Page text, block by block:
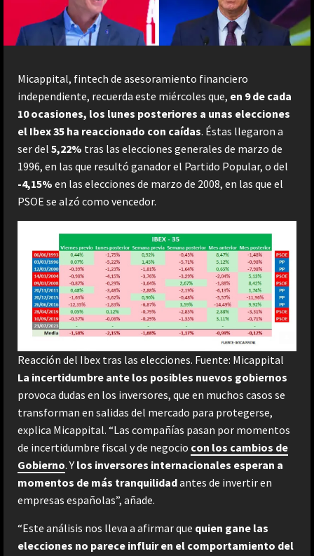
Micappital, fintech de asesoramiento financiero
independiente, recuerda este miércoles que, en 9 de cada
10 ocasiones, los lunes posteriores a unas elecciones
el Ibex 35 ha reaccionado con caídas. Éstas llegaron a
ser del 5,22% tras las elecciones generales de marzo de
1996, en las que resultó ganador el Partido Popular, o del
-4,15% en las elecciones de marzo de 2008, en las que el
PSOE se alzó como vencedor.
Reacción del Ibex tras las elecciones. Fuente: Micappital
La incertidumbre ante los posibles nuevos gobiernos
provoca dudas en los inversores, que en muchos casos se
transforman en salidas del mercado para protegerse,
explica Micappital. “Las compañías pasan por momentos
de incertidumbre fiscal y de negocio con los cambios de
Gobierno. Y los inversores internacionales esperan a
momentos de más tranquilidadantes de invertir en
empresas españolas”, añade.
“Este análisis nos lleva a afirmar que quien gane las
elecciones no parece influir en el comportamiento del